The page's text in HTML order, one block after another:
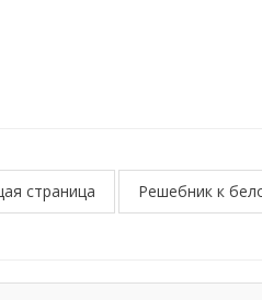
страница Решебник к